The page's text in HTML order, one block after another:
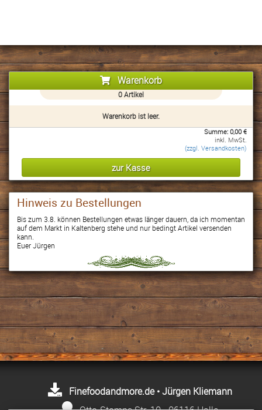
Warenkorb
0Artikel
Warenkorb ist leer.
Summe: 0,00 €
inkl. MwSt.
(zzgl. Versandkosten)
Hinweis zu Bestellungen
Bis zum 3.8. können Bestellungen etwas länger dauern, da ich momentan
auf dem Markt in Kaltenberg stehe und nur bedingt Artikel versenden
kann.
Euer Jürgen
Finefoodandmore.de • Jürgen Kliemann